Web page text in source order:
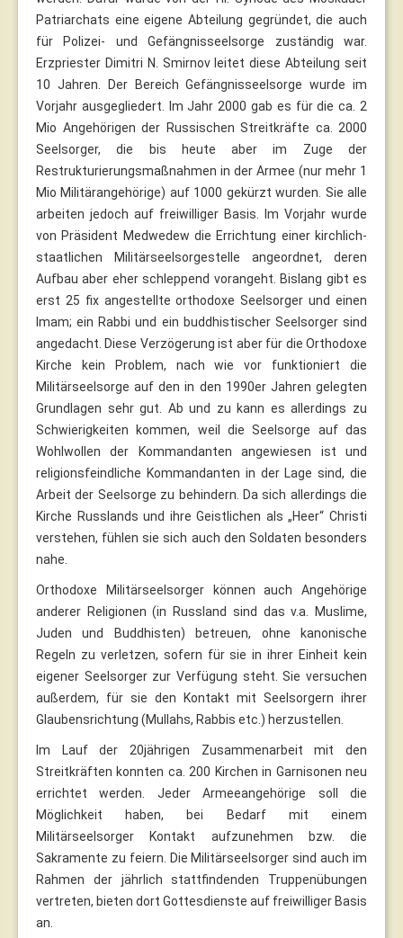
Patriarchats eine eigene Abteilung gegründet, die auch
für Polizei- und Gefängnisseelsorge zuständig war.
Erzpriester Dimitri N. Smirnov leitet diese Abteilung seit
10 Jahren. Der Bereich Gefängnisseelsorge wurde im
Vorjahr ausgegliedert. Im Jahr 2000 gab es für die ca. 2
Mio Angehörigen der Russischen Streitkräfte ca. 2000
Seelsorger, die bis heute aber im Zuge der
Restrukturierungsmaßnahmen in der Armee (nur mehr 1
Mio Militärangehörige) auf 1000 gekürzt wurden. Sie alle
arbeiten jedoch auf freiwilliger Basis. Im Vorjahr wurde
von Präsident Medwedew die Errichtung einer kirchlich-
staatlichen Militärseelsorgestelle angeordnet, deren
Aufbau aber eher schleppend vorangeht. Bislang gibt es
erst 25 fix angestellte orthodoxe Seelsorger und einen
Imam; ein Rabbi und ein buddhistischer Seelsorger sind
angedacht. Diese Verzögerung ist aber für die Orthodoxe
Kirche kein Problem, nach wie vor funktioniert die
Militärseelsorge auf den in den 1990er Jahren gelegten
Grundlagen sehr gut. Ab und zu kann es allerdings zu
Schwierigkeiten kommen, weil die Seelsorge auf das
Wohlwollen der Kommandanten angewiesen ist und
religionsfeindliche Kommandanten in der Lage sind, die
Arbeit der Seelsorge zu behindern. Da sich allerdings die
Kirche Russlands und ihre Geistlichen als „Heer“ Christi
verstehen, fühlen sie sich auch den Soldaten besonders
nahe.
Orthodoxe Militärseelsorger können auch Angehörige
anderer Religionen (in Russland sind das v.a. Muslime,
Juden und Buddhisten) betreuen, ohne kanonische
Regeln zu verletzen, sofern für sie in ihrer Einheit kein
eigener Seelsorger zur Verfügung steht. Sie versuchen
außerdem, für sie den Kontakt mit Seelsorgern ihrer
Glaubensrichtung (Mullahs, Rabbis etc.) herzustellen.
Im Lauf der 20jährigen Zusammenarbeit mit den
Streitkräften konnten ca. 200 Kirchen in Garnisonen neu
errichtet werden. Jeder Armeeangehörige soll die
Möglichkeit haben, bei Bedarf mit einem
Militärseelsorger Kontakt aufzunehmen bzw. die
Sakramente zu feiern. Die Militärseelsorger sind auch im
Rahmen der jährlich stattfindenden Truppenübungen
vertreten, bieten dort Gottesdienste auf freiwilliger Basis
an.